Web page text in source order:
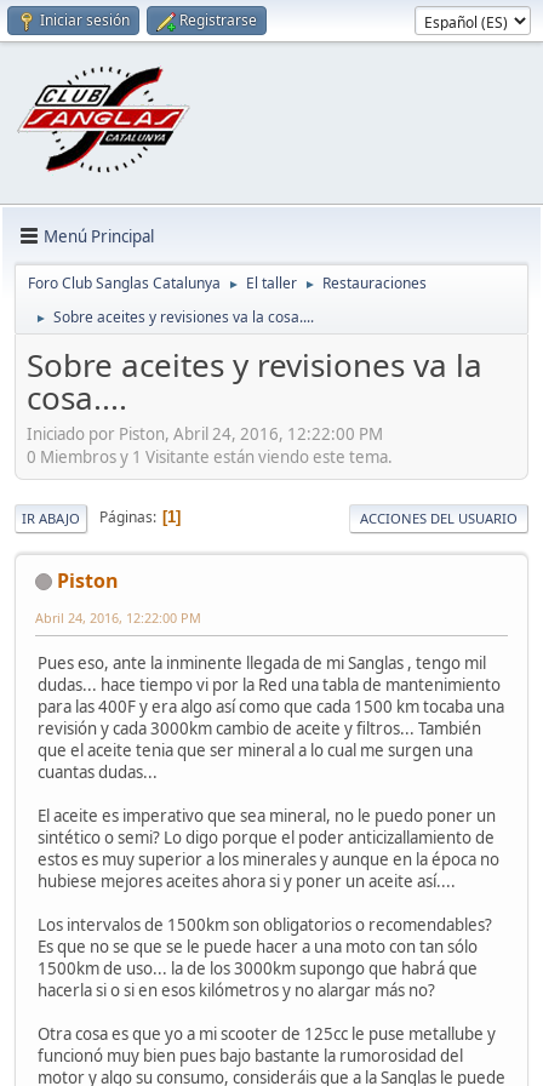
Iniciar sesión Registrarse
Menú Principal
Foro Club Sanglas Catalunya ► El taller ► Restauraciones
► Sobre aceites y revisiones va la cosa....
Sobre aceites y revisiones va la
cosa....
Iniciado por Piston, Abril 24, 2016, 12:22:00 PM
0 Miembros y 1 Visitante están viendo este tema.
IR ABAJO Páginas 1 ACCIONES DEL USUARIO
Piston
Abril 24, 2016, 12:22:00 PM
Pues eso, ante la inminente llegada de mi Sanglas , tengo mil
dudas... hace tiempo vi por la Red una tabla de mantenimiento
para las 400F y era algo así como que cada 1500 km tocaba una
revisión y cada 3000km cambio de aceite y filtros... También
que el aceite tenia que ser mineral a lo cual me surgen una
cuantas dudas...
El aceite es imperativo que sea mineral, no le puedo poner un
sintético o semi? Lo digo porque el poder anticizallamiento de
estos es muy superior a los minerales y aunque en la época no
hubiese mejores aceites ahora si y poner un aceite así....
Los intervalos de 1500km son obligatorios o recomendables?
Es que no se que se le puede hacer a una moto con tan sólo
1500km de uso... la de los 3000km supongo que habrá que
hacerla si o si en esos kilómetros y no alargar más no?
Otra cosa es que yo a mi scooter de 125cc le puse metallube y
funcionó muy bien pues bajo bastante la rumorosidad del
motor y algo su consumo, consideráis que a la Sanglas le puede